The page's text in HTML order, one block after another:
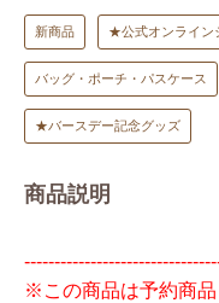
新商品 ★公式オンライン
バッグ・ポーチ・パスケース
★バースデー記念グッズ
商品説明
※この商品は予約商